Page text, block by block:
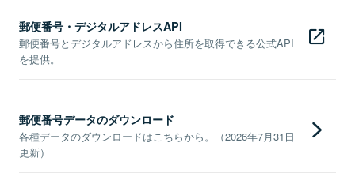
郵便番号・デジタルアドレスAPI
郵便番号とデジタルアドレスから住所を取得できる公式API
を提供。
郵便番号データのダウンロード
各種データのダウンロードはこちらから。（2026年7月31日
更新）